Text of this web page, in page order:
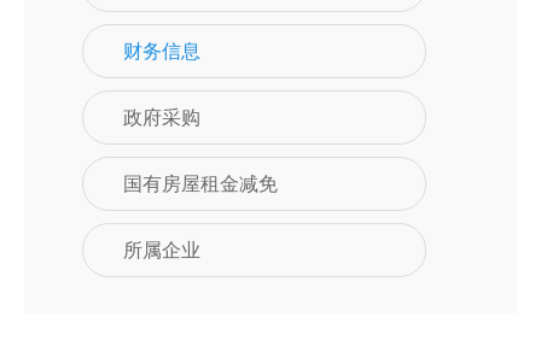
财务信息
政府采购
国有房屋租金减免
所属企业